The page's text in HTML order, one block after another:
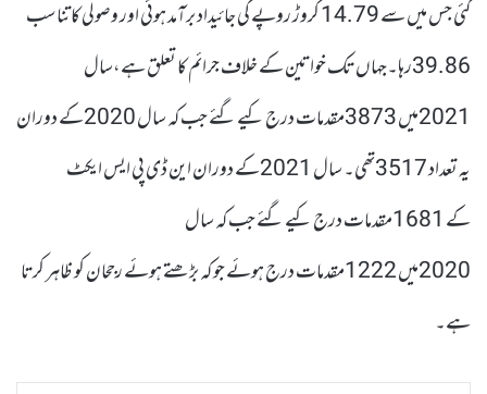
گئی جس میں سے 14.79 کروڑ روپے کی جائیداد برآمد ہوئی اور وصولی کا تناسب
39.86رہا۔جہاں تک خواتین کے خلاف جرائم کا تعلق ہے،سال
2021میں 3873مقدمات درج کیے گئے جب کہ سال 2020کے دوران
یہ تعداد 3517تھی۔ سال 2021کے دوران این ڈی پی ایس ایکٹ
کے 1681مقدمات درج کیے گئے جب کہ سال
2020میں 1222مقدمات درج ہوئے جو کہ بڑھتے ہوئے رجحان کو ظاہر کرتا
ہے۔